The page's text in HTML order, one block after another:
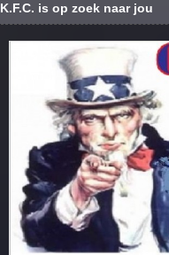
K.F.C. is op zoek naar jou